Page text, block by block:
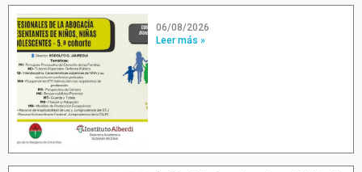
06/08/2026
Leer más »